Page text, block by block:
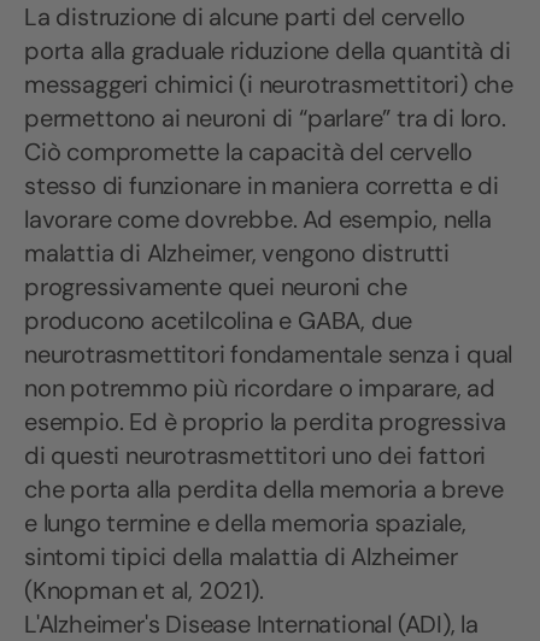
La distruzione di alcune parti del cervello
porta alla graduale riduzione della quantità di
messaggeri chimici (i neurotrasmettitori) che
permettono ai neuroni di “parlare” tra di loro.
Ciò compromette la capacità del cervello
stesso di funzionare in maniera corretta e di
lavorare come dovrebbe. Ad esempio, nella
malattia di Alzheimer, vengono distrutti
progressivamente quei neuroni che
producono acetilcolina e GABA, due
neurotrasmettitori fondamentale senza i qual
non potremmo più ricordare o imparare, ad
esempio. Ed è proprio la perdita progressiva
di questi neurotrasmettitori uno dei fattori
che porta alla perdita della memoria a breve
e lungo termine e della memoria spaziale,
sintomi tipici della malattia di Alzheimer
(Knopman et al, 2021).
L'Alzheimer's Disease International (ADI), la